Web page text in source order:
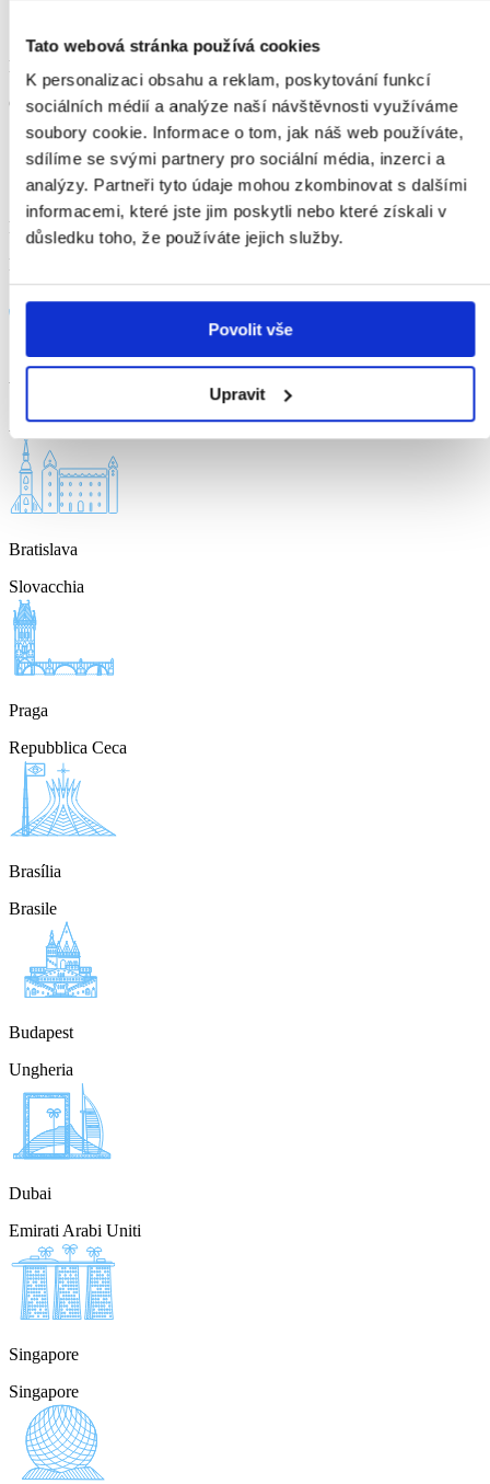
Tato webová stránka používá cookies
K personalizaci obsahu a reklam, poskytování funkcí
sociálních médií a analýze naší návštěvnosti využíváme
soubory cookie. Informace o tom, jak náš web používáte,
sdílíme se svými partnery pro sociální média, inzerci a
analýzy. Partneři tyto údaje mohou zkombinovat s dalšími
informacemi, které jste jim poskytli nebo které získali v
důsledku toho, že používáte jejich služby.
Povolit vše
Upravit
Berlino
Germania
Parigi
Francia
Vienna
Austria
Bratislava
Slovacchia
Praga
Repubblica Ceca
Brasília
Brasile
Budapest
Ungheria
Dubai
Emirati Arabi Uniti
Singapore
Singapore